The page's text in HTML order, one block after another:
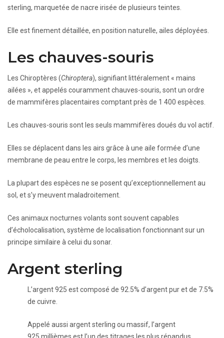
sterling, marquetée de nacre irisée de plusieurs teintes.
Elle est finement détaillée, en position naturelle, ailes déployées.
Les chauves-souris
Les Chiroptères (Chiroptera), signifiant littéralement « mains
ailées », et appelés couramment chauves-souris, sont un ordre
de mammifères placentaires comptant près de 1 400 espèces.
Les chauves-souris sont les seuls mammifères doués du vol actif.
Elles se déplacent dans les airs grâce à une aile formée d’une
membrane de peau entre le corps, les membres et les doigts.
La plupart des espèces ne se posent qu’exceptionnellement au
sol, et s’y meuvent maladroitement.
Ces animaux nocturnes volants sont souvent capables
d’écholocalisation, système de localisation fonctionnant sur un
principe similaire à celui du sonar.
Argent sterling
L’argent 925 est composé de 92.5% d’argent pur et de 7.5%
de cuivre.
Appelé aussi argent sterling ou massif, l’argent
925 millièmes est l’un des titrages les plus répandus.